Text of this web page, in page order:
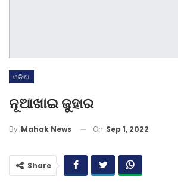
ଓଡ଼ିଶା
ନୂଆଖାଇ ଜୁହାର
By Mahak News On Sep 1, 2022
Share